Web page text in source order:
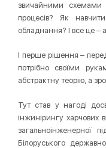
звичайними схемами
процесів? Як
обладнання? І все це –
І перше рішення –
потрібно своїми
абстрактну теорію, а
Тут став у нагоді
інжинірингу харчових
загальноінженерної
Білоруського